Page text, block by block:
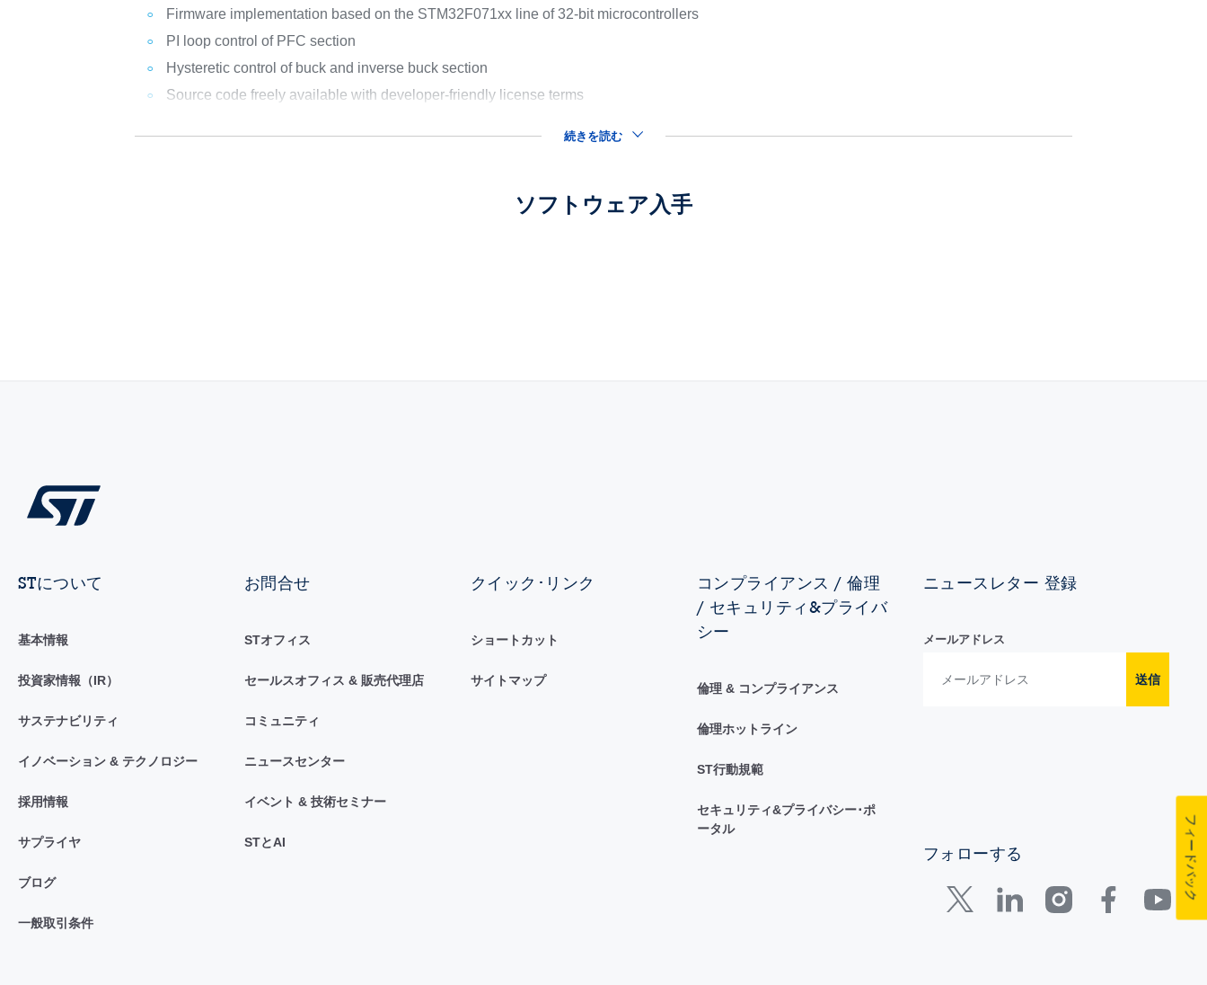
Firmware implementation based on the STM32F071xx line of 32-bit microcontrollers
PI loop control of PFC section
Hysteretic control of buck and inverse buck section
Source code freely available with developer-friendly license terms
続きを読む
ソフトウェア入手
STについて
基本情報
投資家情報（IR）
サステナビリティ
イノベーション & テクノロジー
採用情報
サプライヤ
ブログ
一般取引条件
お問合せ
STオフィス
セールスオフィス & 販売代理店
コミュニティ
ニュースセンター
イベント & 技術セミナー
STとAI
クイック･リンク
ショートカット
サイトマップ
コンプライアンス / 倫理
/ セキュリティ&プライバ
シー
倫理 & コンプライアンス
倫理ホットライン
ST行動規範
セキュリティ&プライバシー･ポ
ータル
ニュースレター 登録
メールアドレス
送信
フォローする フィードバック